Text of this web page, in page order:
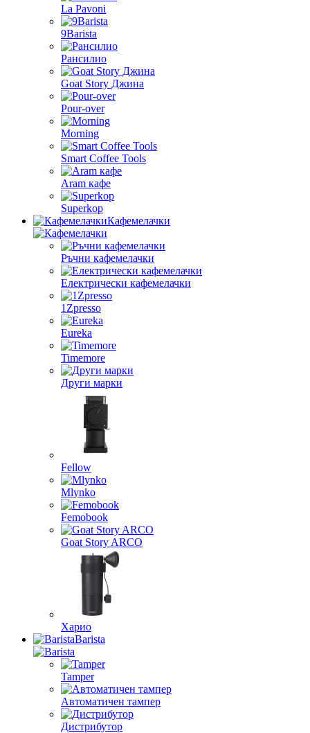
La Pavoni
9Barista
Рансилио
Goat Story Джина
Pour-over
Morning
Smart Coffee Tools
Aram кафе
Superkop
Кафемелачки
Ръчни кафемелачки
Електрически кафемелачки
1Zpresso
Eureka
Timemore
Други марки
Fellow
Mlynko
Femobook
Goat Story ARCO
Харио
Barista
Tamper
Автоматичен тампер
Дистрибутор